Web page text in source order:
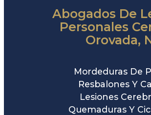
Abogados De
Personales
Orovada,
Mordeduras De
Resbalones Y
Lesiones
Quemaduras Y